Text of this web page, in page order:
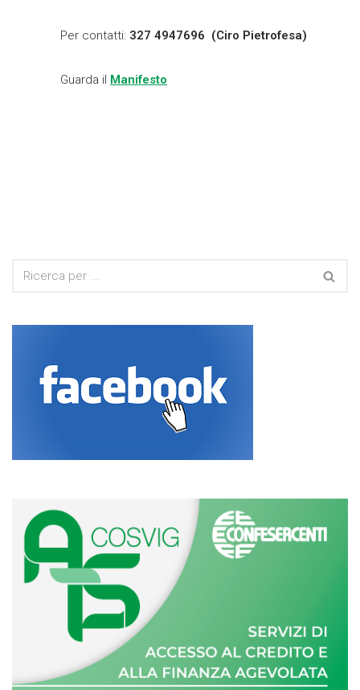
Per contatti: 327 4947696 (Ciro Pietrofesa)
Guarda il Manifesto